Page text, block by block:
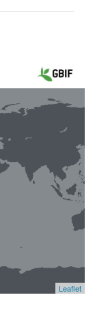
Leaflet